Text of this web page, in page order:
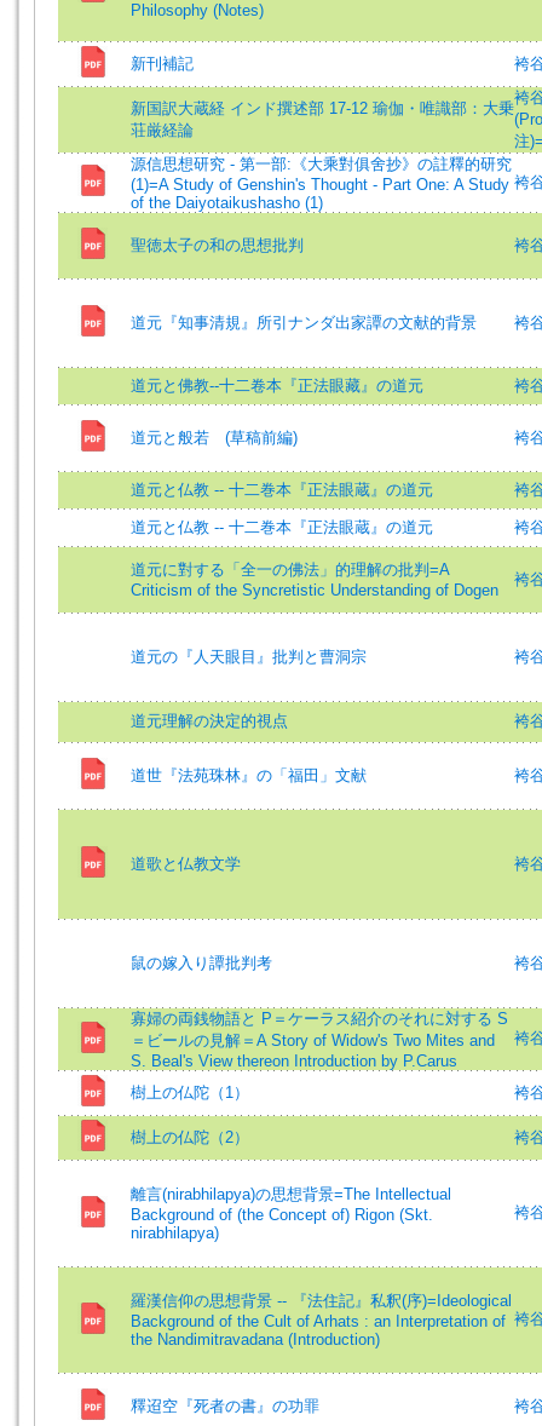
Philosophy (Notes)
新刊補記 袴
新国訳大蔵経 インド撰述部 17-12 瑜伽・唯識部：大乗
荘厳経論
袴
注
源信思想研究 - 第一部:《大乘對俱舍抄》の註釋的研究
(1)=A Study of Genshin's Thought - Part One: A Study
of the Daiyotaikushasho (1)
袴
聖徳太子の和の思想批判 袴
道元『知事清規』所引ナンダ出家譚の文献的背景 袴
道元と佛教--十二卷本『正法眼藏』の道元 袴
道元と般若 (草稿前編) 袴
道元と仏教 -- 十二巻本『正法眼蔵』の道元 袴
道元と仏教 -- 十二巻本『正法眼蔵』の道元 袴
道元に對する「全一の佛法」的理解の批判=A
Criticism of the Syncretistic Understanding of Dogen
袴
道元の『人天眼目』批判と曹洞宗 袴
道元理解の決定的視点 袴
道世『法苑珠林』の「福田」文献 袴
道歌と仏教文学 袴
鼠の嫁入り譚批判考 袴
寡婦の両銭物語と P＝ケーラス紹介のそれに対する S
＝ビールの見解＝A Story of Widow's Two Mites and
S. Beal's View thereon Introduction by P.Carus
袴
樹上の仏陀（1） 袴
樹上の仏陀（2） 袴
離言(nirabhilapya)の思想背景=The Intellectual
Background of (the Concept of) Rigon (Skt.
nirabhilapya)
袴
羅漢信仰の思想背景 -- 『法住記』私釈(序)=Ideological
Background of the Cult of Arhats : an Interpretation of
the Nandimitravadana (Introduction)
袴
釋迢空『死者の書』の功罪 袴